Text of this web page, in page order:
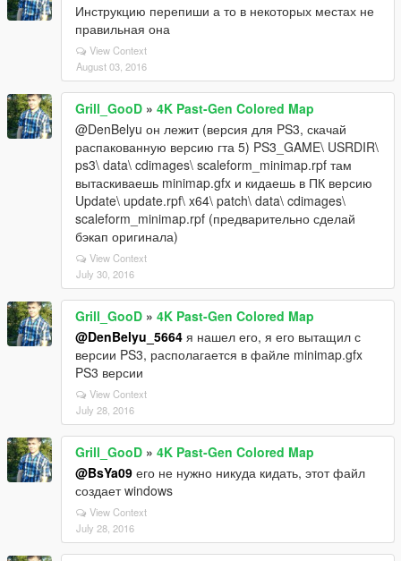
Инструкцию перепиши а то в некоторых местах не
правильная она
View Context
August 03, 2016
Grill_GooD » 4K Past-Gen Colored Map
@DenBelyu он лежит (версия для PS3, скачай
распакованную версию гта 5) PS3_GAME\ USRDIR\
ps3\ data\ cdimages\ scaleform_minimap.rpf там
вытаскиваешь minimap.gfx и кидаешь в ПК версию
Update\ update.rpf\ x64\ patch\ data\ cdimages\
scaleform_minimap.rpf (предварительно сделай
бэкап оригинала)
View Context
July 30, 2016
Grill_GooD » 4K Past-Gen Colored Map
@DenBelyu_5664 я нашел его, я его вытащил с
версии PS3, располагается в файле minimap.gfx
PS3 версии
View Context
July 28, 2016
Grill_GooD » 4K Past-Gen Colored Map
@BsYa09 его не нужно никуда кидать, этот файл
создает windows
View Context
July 28, 2016